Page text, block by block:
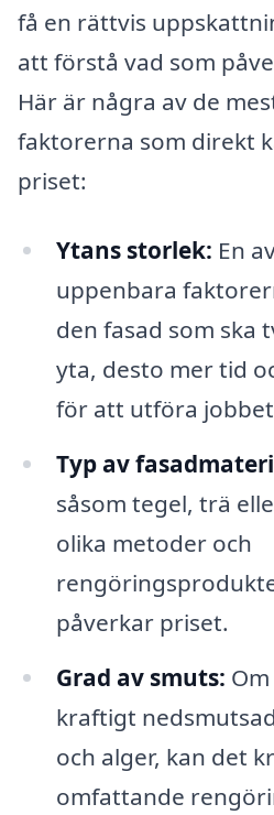
få en rättvis
att förstå vad som
Här är några av de
faktorerna som direkt
priset:
Ytans storlek: En
uppenbara
den fasad som ska
yta, desto mer tid
för att utföra
Typ av
såsom tegel, trä
olika metoder och
påverkar priset.
Grad av smuts:
kraftigt
och alger, kan det
omfattande